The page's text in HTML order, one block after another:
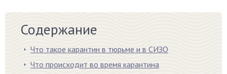
Содержание
Что такое карантин в тюрьме и в СИЗО
Что происходит во время карантина